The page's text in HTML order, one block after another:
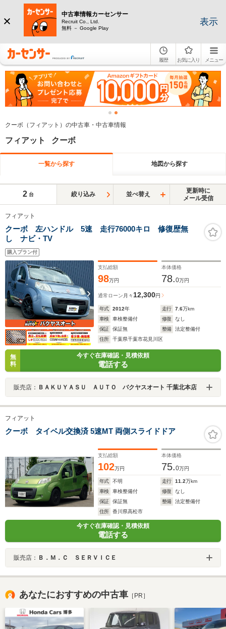
中古車情報カーセンサー
Recruit Co., Ltd.
無料 － Google Play
表示
履歴 お気に入り メニュー
クーボ（フィアット）の中古車・中古車情報
フィアット クーボ
一覧から探す 地図から探す
2 台 絞り込み 並べ替え
更新時に
メール受信
フィアット
クーボ 左ハンドル 5速 走行76000キロ 修復歴無
し ナビ・TV
購入プラン付
支払総額
98万円
本体価格
78.0万円
通常ローン 月々12,300円
年式 2012年 走行 7.6万km
車検
車検整備付 修復
なし
保証
保証無 整備
法定整備付
住所
千葉県千葉市花見川区
無
料
今すぐ在庫確認・見積依頼
電話する
販売店： ＢＡＫＵＹＡＳＵ ＡＵＴＯ バクヤスオート 千葉北本店
フィアット
クーボ タイベル交換済 5速MT 両側スライドドア
支払総額
102万円
本体価格
75.0万円
年式 不明 走行 11.2万km
車検
車検整備付 修復
なし
保証
保証無 整備
法定整備付
住所
香川県高松市
今すぐ在庫確認・見積依頼
電話する
販売店： Ｂ．Ｍ．Ｃ ＳＥＲＶＩＣＥ
あなたにおすすめの中古車 ［PR］